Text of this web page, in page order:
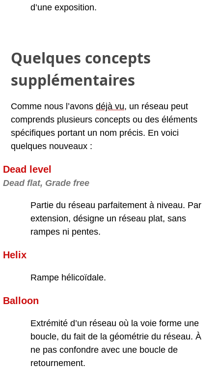
d’une exposition.
Quelques concepts
supplémentaires
Comme nous l’avons déjà vu, un réseau peut
comprends plusieurs concepts ou des éléments
spécifiques portant un nom précis. En voici
quelques nouveaux :
Dead level
Dead flat, Grade free
Partie du réseau parfaitement à niveau. Par
extension, désigne un réseau plat, sans
rampes ni pentes.
Helix
Rampe hélicoïdale.
Balloon
Extrémité d’un réseau où la voie forme une
boucle, du fait de la géométrie du réseau. À
ne pas confondre avec une boucle de
retournement.